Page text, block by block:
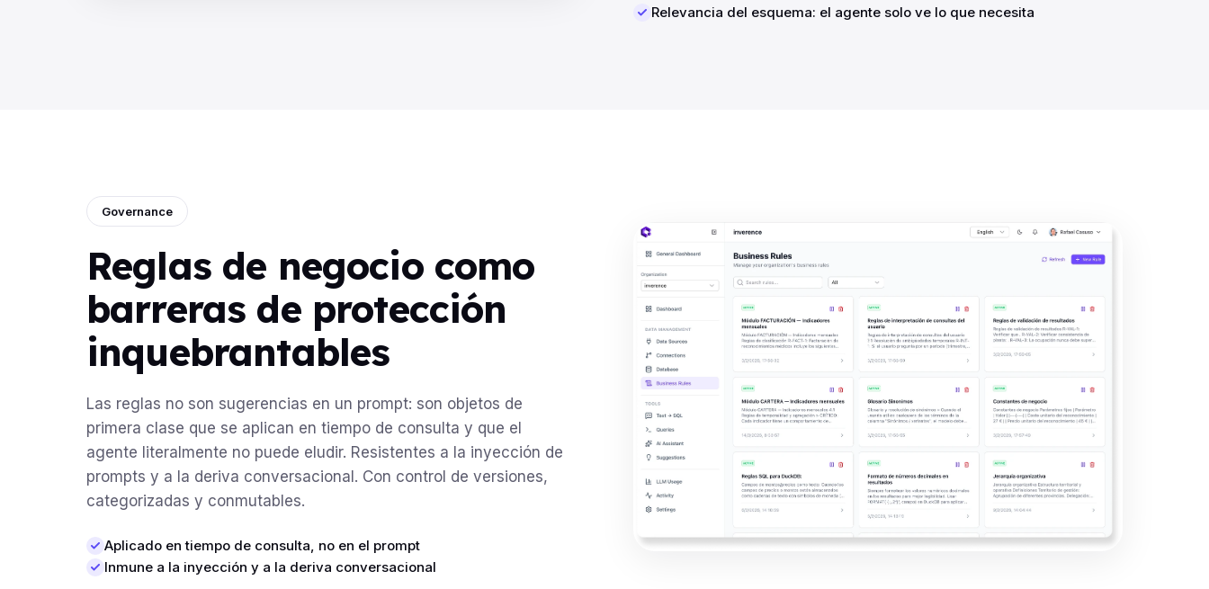
Relevancia del esquema: el agente solo ve lo que necesita
Governance
Reglas de negocio como
barreras de protección
inquebrantables
Las reglas no son sugerencias en un prompt: son objetos de
primera clase que se aplican en tiempo de consulta y que el
agente literalmente no puede eludir. Resistentes a la inyección de
prompts y a la deriva conversacional. Con control de versiones,
categorizadas y conmutables.
Aplicado en tiempo de consulta, no en el prompt
Inmune a la inyección y a la deriva conversacional